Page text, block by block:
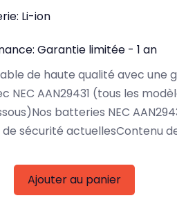
Li-ion
Garantie limitée - 1 an
de haute qualité avec une
NEC AAN29431 (tous les
batteries NEC
sécurité actuellesContenu
Ajouter au panier